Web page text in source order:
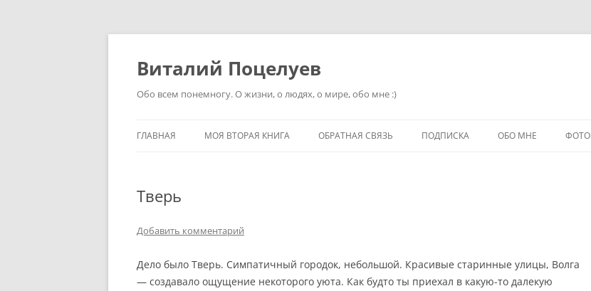
Перейти
Виталий Поцелуев
Обо всем понемногу. О жизни, о людях, о мире, обо мне :)
ГЛАВНАЯ МОЯ ВТОРАЯ КНИГА ОБРАТНАЯ СВЯЗЬ ПОДПИСКА ОБО МНЕ ФОТО
Тверь
Добавить комментарий
Дело было Тверь. Симпатичный городок, небольшой. Красивые старинные улицы, Волга
— создавало ощущение некоторого уюта. Как будто ты приехал в какую-то далекую